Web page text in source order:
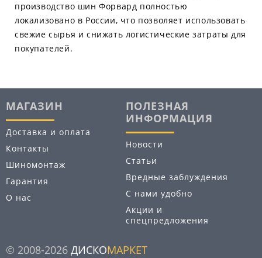
производство шин Форвард полностью
локализовано в России, что позволяет использовать
свежие сырья и снижать логистические затраты для
покупателей.
МАГАЗИН
Доставка и оплата
Контакты
Шиномонтаж
Гарантия
О нас
ПОЛЕЗНАЯ
ИНФОРМАЦИЯ
Новости
Статьи
Вредные заблуждения
С нами удобно
Акции и
спецпредложения
© 2008-2026 ДИСКОМАРКЕТ